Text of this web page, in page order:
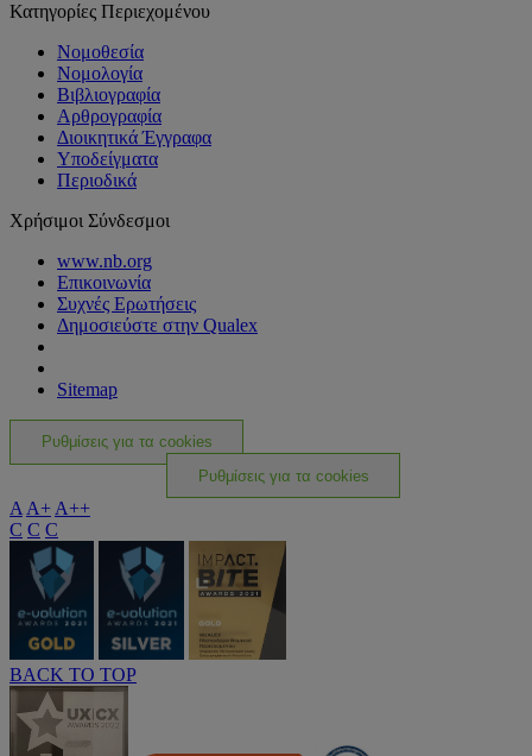
Κατηγορίες Περιεχομένου
Νομοθεσία
Νομολογία
Βιβλιογραφία
Αρθρογραφία
Διοικητικά Έγγραφα
Υποδείγματα
Περιοδικά
Χρήσιμοι Σύνδεσμοι
www.nb.org
Επικοινωνία
Συχνές Ερωτήσεις
Δημοσιεύστε στην Qualex
Sitemap
Ρυθμίσεις για τα cookies
Ρυθμίσεις για τα cookies
A A+ A++
C C C
BACK TO TOP